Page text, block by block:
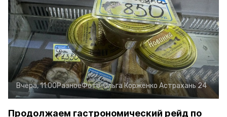
Вчера, 11:00РазноеФото:Ольга Корженко Астрахань 24
Продолжаем гастрономический рейд по